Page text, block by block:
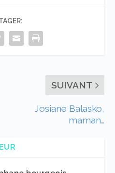
SUIVANT
Josiane Balasko,
maman…